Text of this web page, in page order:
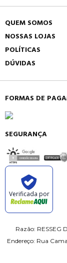
QUEM SOMOS
NOSSAS LOJAS
POLÍTICAS
DÚVIDAS
FORMAS DE
SEGURANÇA
Verificada por
Razão: RESSEG
Endereço: Rua